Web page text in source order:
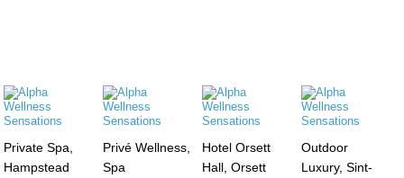
Private Spa,
Hampstead
Privé Wellness,
Spa
Hotel Orsett
Hall, Orsett
Outdoor
Luxury, Sint-